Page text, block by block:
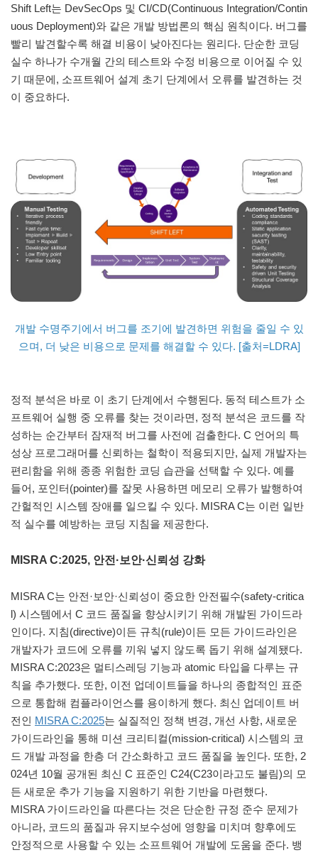
Shift Left는 DevSecOps 및 CI/CD(Continuous Integration/Contin
uous Deployment)와 같은 개발 방법론의 핵심 원칙이다. 버그를
빨리 발견할수록 해결 비용이 낮아진다는 원리다. 단순한 코딩
실수 하나가 수개월 간의 테스트와 수정 비용으로 이어질 수 있
기 때문에, 소프트웨어 설계 초기 단계에서 오류를 발견하는 것
이 중요하다.
개발 수명주기에서 버그를 조기에 발견하면 위험을 줄일 수 있
으며, 더 낮은 비용으로 문제를 해결할 수 있다. [출처=LDRA]
정적 분석은 바로 이 초기 단계에서 수행된다. 동적 테스트가 소
프트웨어 실행 중 오류를 찾는 것이라면, 정적 분석은 코드를 작
성하는 순간부터 잠재적 버그를 사전에 검출한다. C 언어의 특
성상 프로그래머를 신뢰하는 철학이 적용되지만, 실제 개발자는
편리함을 위해 종종 위험한 코딩 습관을 선택할 수 있다. 예를
들어, 포인터(pointer)를 잘못 사용하면 메모리 오류가 발행하여
간헐적인 시스템 장애를 일으킬 수 있다. MISRA C는 이런 일반
적 실수를 예방하는 코딩 지침을 제공한다.
MISRA C:2025, 안전·보안·신뢰성 강화
MISRA C는 안전·보안·신뢰성이 중요한 안전필수(safety-critica
l) 시스템에서 C 코드 품질을 향상시키기 위해 개발된 가이드라
인이다. 지침(directive)이든 규칙(rule)이든 모든 가이드라인은
개발자가 코드에 오류를 끼워 넣지 않도록 돕기 위해 설계됐다.
MISRA C:2023은 멀티스레딩 기능과 atomic 타입을 다루는 규
칙을 추가했다. 또한, 이전 업데이트들을 하나의 종합적인 표준
으로 통합해 컴플라이언스를 용이하게 했다. 최신 업데이트 버
전인 MISRA C:2025는 실질적인 정책 변경, 개선 사항, 새로운
가이드라인을 통해 미션 크리티컬(mission-critical) 시스템의 코
드 개발 과정을 한층 더 간소화하고 코드 품질을 높인다. 또한, 2
024년 10월 공개된 최신 C 표준인 C24(C23이라고도 불림)의 모
든 새로운 추가 기능을 지원하기 위한 기반을 마련했다.
MISRA 가이드라인을 따른다는 것은 단순한 규정 준수 문제가
아니라, 코드의 품질과 유지보수성에 영향을 미치며 향후에도
안정적으로 사용할 수 있는 소프트웨어 개발에 도움을 준다. 뱅